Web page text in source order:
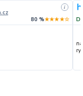
i
80 %★★★★☆